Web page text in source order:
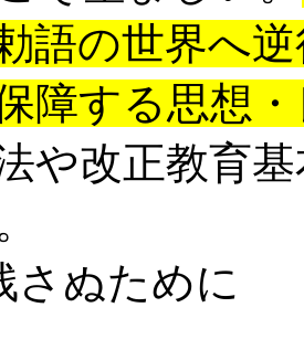
語の世界へ
障する思想
や改正教育
さぬために